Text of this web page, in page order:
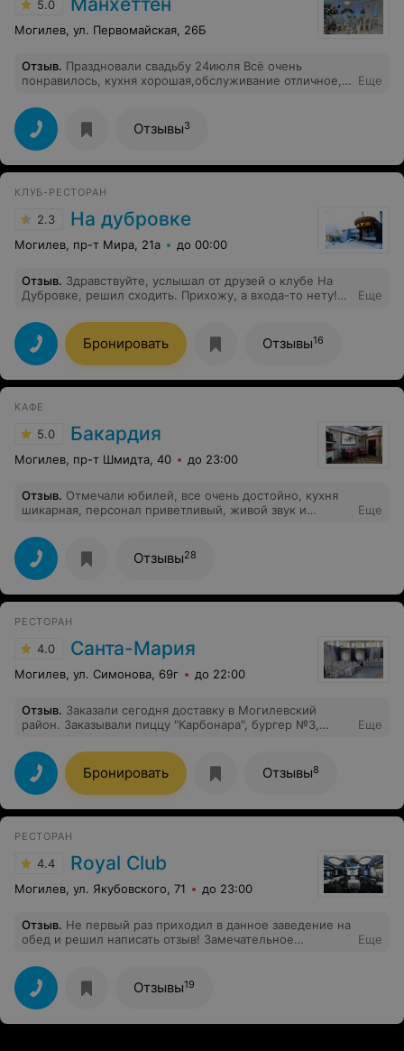
5.0
Могилев, ул. Первомайская, 26Б
Отзыв. Праздновали свадьбу 24июля Всё очень
понравилось, кухня хорошая,обслуживание отличное,
руководители молодцы. Все было на высшем уровне
Спасибо, обязательно придем к вам еще
Еще
Отзывы3
КЛУБ-РЕСТОРАН
2.3 На дубровке
Могилев, пр-т Мира, 21а до 00:00
Отзыв. Здравствуйте, услышал от друзей о клубе На
Дубровке, решил сходить. Прихожу, а входа-то нету!
идти домой, смотреть мультики. Ужасная планировка.
Оценка - 1 из 10.
Еще
Бронировать Отзывы16
КАФЕ
5.0 Бакардия
Могилев, пр-т Шмидта, 40 до 23:00
Отзыв. Отмечали юбилей, все очень достойно, кухня
шикарная, персонал приветливый, живой звук и
праздник! Рекомендую!
Еще
Отзывы28
РЕСТОРАН
4.0 Санта-Мария
Могилев, ул. Симонова, 69г до 22:00
Отзыв. Заказали сегодня доставку в Могилевский
район. Заказывали пиццу "Карбонара", бургер №3,
девушка, очень приветливая, ответила на все вопросы,
посоветовала, что лучше и вкуснее. Привезли все
вовремя, тепленькое, как и говорил администратор.
Очень впечатлила девушка на доставке, добрая,
вежливая, отзывчивая, внимательная. Спасибо Вам за
Еще
Бронировать Отзывы8
РЕСТОРАН
4.4 Royal Club
Могилев, ул. Якубовского, 71 до 23:00
Отзыв. Не первый раз приходил в данное заведение на
обед и решил написать отзыв! Замечательное
Приятный администратор Юлия задаёт хорошее
настроение, официант Мария ненавязчиво
обслуживала мой стол! Отдельное спасибо повару
Ирине за вкусный обед и великолепную и интересную
подачу блюд ( особенно окрошки), цены также
Еще
Отзывы19